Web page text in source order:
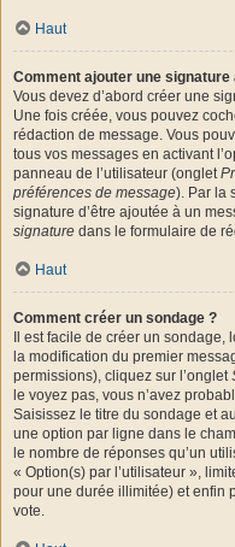
Haut
Comment ajouter une
Vous devez d’abord créer une
Une fois créée, vous pouvez
rédaction de message. Vous
tous vos messages en activant
panneau de l’utilisateur (onglet
préférences de message). Par la
signature d’être ajoutée à un
signature dans le formulaire de
Haut
Comment créer un sondage ?
Il est facile de créer un sondage,
la modification du premier
permissions), cliquez sur l’onglet
le voyez pas, vous n’avez
Saisissez le titre du sondage et
une option par ligne dans le
le nombre de réponses qu’un
« Option(s) par l’utilisateur »,
pour une durée illimitée) et enfin
vote.